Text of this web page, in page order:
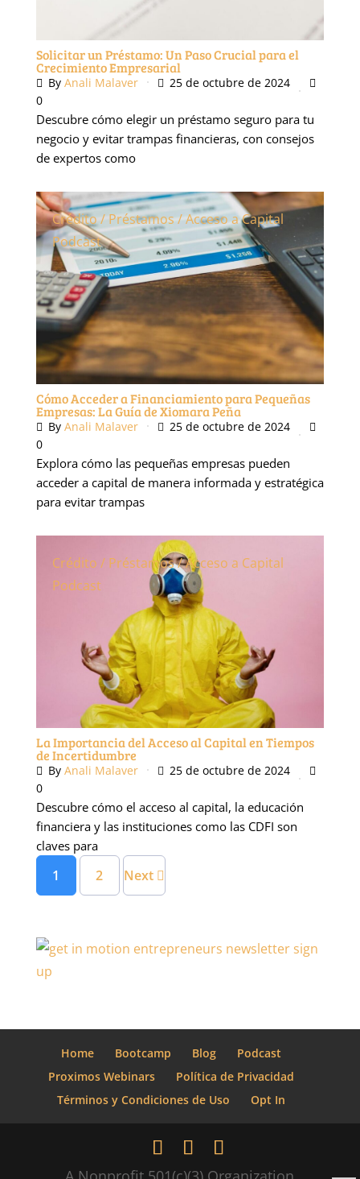
Solicitar un Préstamo: Un Paso Crucial para el
Crecimiento Empresarial
By Anali Malaver
25 de octubre de 2024
0
Descubre cómo elegir un préstamo seguro para tu
negocio y evitar trampas financieras, con consejos
de expertos como
Crédito / Préstamos / Acceso a Capital
Podcast
Cómo Acceder a Financiamiento para Pequeñas
Empresas: La Guía de Xiomara Peña
By Anali Malaver
25 de octubre de 2024
0
Explora cómo las pequeñas empresas pueden
acceder a capital de manera informada y estratégica
para evitar trampas
Crédito / Préstamos / Acceso a Capital
Podcast
La Importancia del Acceso al Capital en Tiempos
de Incertidumbre
By Anali Malaver
25 de octubre de 2024
0
Descubre cómo el acceso al capital, la educación
financiera y las instituciones como las CDFI son
claves para
1 2 Next
Home Bootcamp Blog
Podcast
Proximos Webinars
Política de Privacidad
Términos y Condiciones de Uso
Opt In